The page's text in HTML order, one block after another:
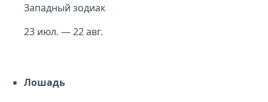
Западный зодиак
23 июл. — 22 авг.
Лошадь